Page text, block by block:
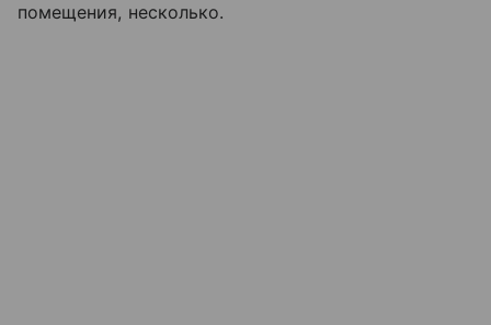
помещения, несколько.